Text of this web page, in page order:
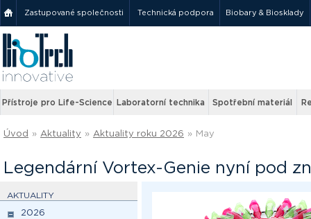
Zastupované společnosti Technická podpora Biobary & Biosklady
Přístroje pro Life-Science Laboratorní technika Spotřební materiál
Úvod » Aktuality » Aktuality roku 2026 » May
Legendární Vortex-Genie nyní pod
AKTUALITY
2026